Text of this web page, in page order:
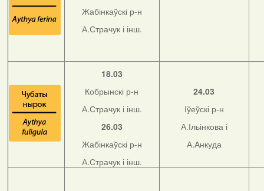
Жабінкаўскі р-н
А.Страчук і інш.
18.03
Кобрынскі р-н
А.Страчук і інш.
26.03
Жабінкаўскі р-н
А.Страчук і інш.
24.03
Іўеўскі р-н
А.Ільінкова і
А.Анкуда